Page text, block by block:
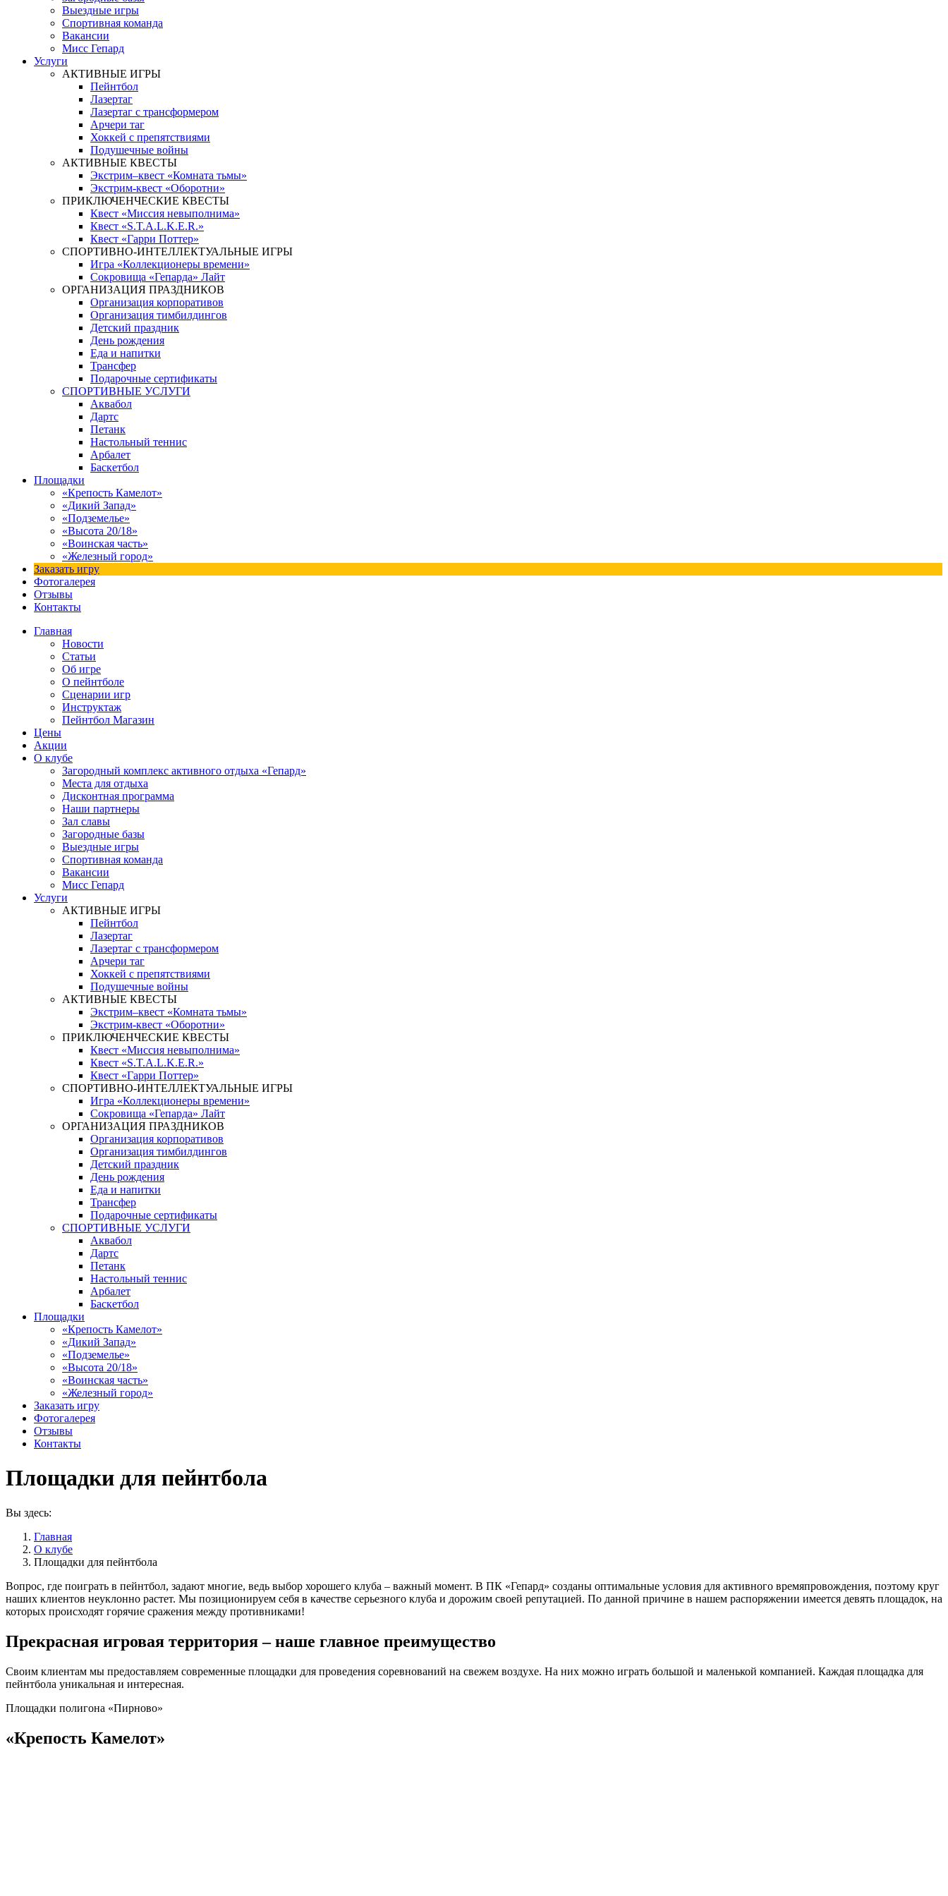
Выездные игры
Спортивная команда
Вакансии
Мисс Гепард
Услуги
АКТИВНЫЕ ИГРЫ
Пейнтбол
Лазертаг
Лазертаг с трансформером
Арчери таг
Хоккей с препятствиями
Подушечные войны
АКТИВНЫЕ КВЕСТЫ
Экстрим–квест «Комната тьмы»
Экстрим-квест «Оборотни»
ПРИКЛЮЧЕНЧЕСКИЕ КВЕСТЫ
Квест «Миссия невыполнима»
Квест «S.T.A.L.K.E.R.»
Квест «Гарри Поттер»
СПОРТИВНО-ИНТЕЛЛЕКТУАЛЬНЫЕ ИГРЫ
Игра «Коллекционеры времени»
Сокровища «Гепарда» Лайт
ОРГАНИЗАЦИЯ ПРАЗДНИКОВ
Организация корпоративов
Организация тимбилдингов
Детский праздник
День рождения
Еда и напитки
Трансфер
Подарочные сертификаты
СПОРТИВНЫЕ УСЛУГИ
Аквабол
Дартс
Петанк
Настольный теннис
Арбалет
Баскетбол
Площадки
«Крепость Камелот»
«Дикий Запад»
«Подземелье»
«Высота 20/18»
«Воинская часть»
«Железный город»
Заказать игру
Фотогалерея
Отзывы
Контакты
Главная
Новости
Статьи
Об игре
О пейнтболе
Сценарии игр
Инструктаж
Пейнтбол Магазин
Цены
Акции
О клубе
Загородный комплекс активного отдыха «Гепард»
Места для отдыха
Дисконтная программа
Наши партнеры
Зал славы
Загородные базы
Выездные игры
Спортивная команда
Вакансии
Мисс Гепард
Услуги
АКТИВНЫЕ ИГРЫ
Пейнтбол
Лазертаг
Лазертаг с трансформером
Арчери таг
Хоккей с препятствиями
Подушечные войны
АКТИВНЫЕ КВЕСТЫ
Экстрим–квест «Комната тьмы»
Экстрим-квест «Оборотни»
ПРИКЛЮЧЕНЧЕСКИЕ КВЕСТЫ
Квест «Миссия невыполнима»
Квест «S.T.A.L.K.E.R.»
Квест «Гарри Поттер»
СПОРТИВНО-ИНТЕЛЛЕКТУАЛЬНЫЕ ИГРЫ
Игра «Коллекционеры времени»
Сокровища «Гепарда» Лайт
ОРГАНИЗАЦИЯ ПРАЗДНИКОВ
Организация корпоративов
Организация тимбилдингов
Детский праздник
День рождения
Еда и напитки
Трансфер
Подарочные сертификаты
СПОРТИВНЫЕ УСЛУГИ
Аквабол
Дартс
Петанк
Настольный теннис
Арбалет
Баскетбол
Площадки
«Крепость Камелот»
«Дикий Запад»
«Подземелье»
«Высота 20/18»
«Воинская часть»
«Железный город»
Заказать игру
Фотогалерея
Отзывы
Контакты
Площадки для пейнтбола
Вы здесь:
Главная
О клубе
Площадки для пейнтбола
Вопрос, где поиграть в пейнтбол, задают многие, ведь выбор хорошего клуба – важный момент. В ПК «Гепард» созданы оптимальные условия для активного времяпровождения, поэтому круг
наших клиентов неуклонно растет. Мы позиционируем себя в качестве серьезного клуба и дорожим своей репутацией. По данной причине в нашем распоряжении имеется девять площадок, на
которых происходят горячие сражения между противниками!
Прекрасная игровая территория – наше главное преимущество
Своим клиентам мы предоставляем современные площадки для проведения соревнований на свежем воздухе. На них можно играть большой и маленькой компанией. Каждая площадка для
пейнтбола уникальная и интересная.
Площадки полигона «Пирново»
«Крепость Камелот»